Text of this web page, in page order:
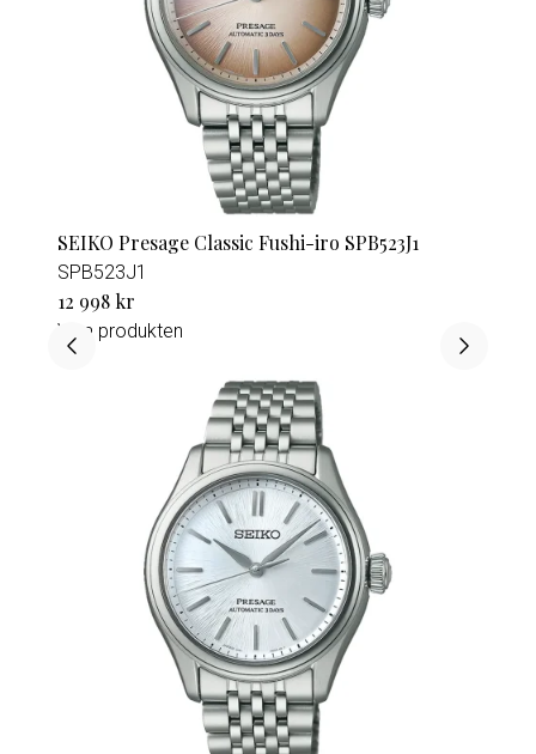
SEIKO Presage Classic Fushi-iro SPB523J1
SPB523J1
12 998 kr
Visa produkten